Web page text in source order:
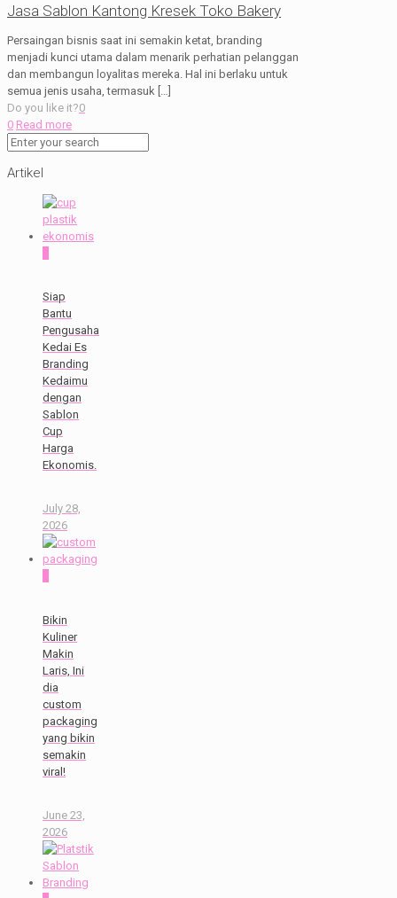
Jasa Sablon Kantong Kresek Toko Bakery
Persaingan bisnis saat ini semakin ketat, branding
menjadi kunci utama dalam menarik perhatian pelanggan
dan membangun loyalitas mereka. Hal ini berlaku untuk
semua jenis usaha, termasuk
Do you like it?0
0 Read more
Artikel
Siap
Bantu
Pengusaha
Kedai Es
Branding
Kedaimu
dengan
Sablon
Cup
Harga
Ekonomis.
July 28,
2026
Bikin
Kuliner
Makin
Laris, Ini
dia
custom
packaging
yang bikin
semakin
viral!
June 23,
2026